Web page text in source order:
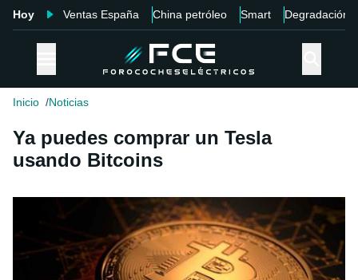
Hoy Ventas España China petróleo Smart Degradación
Inicio Noticias
Ya puedes comprar un Tesla
usando Bitcoins